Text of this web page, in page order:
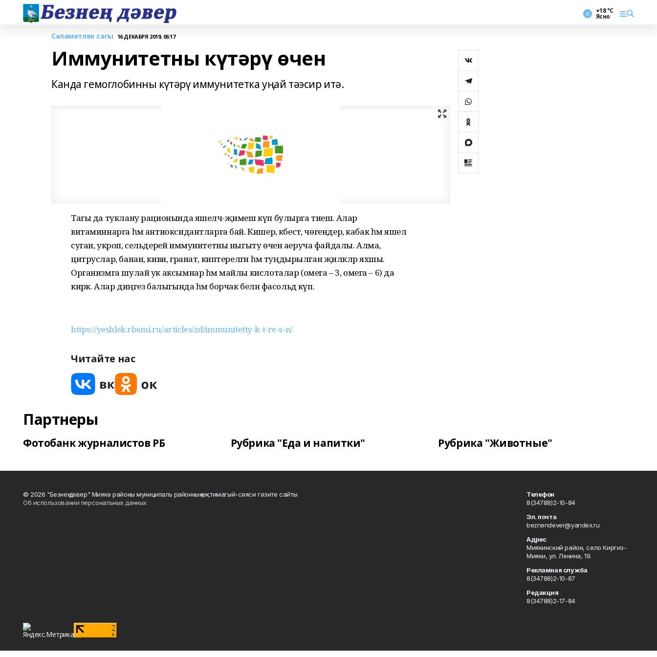
+18 °С
Ясно
Сәламәтлек сагы 16 ДЕКАБРЯ 2019, 06:17
Иммунитетны күтәрү өчен
Канда гемоглобинны күтәрү иммунитетка уңай тәэсир итә.
Тагы да туклану рационында яшелчә-җимеш күп булырга тиеш. Алар
витаминнарга һәм антиоксидантларга бай. Кишер, кәбестә, чөгендер, кабак һәм яшел
суган, укроп, сельдерей иммунитетны ныгыту өчен аеруча файдалы. Алма,
цитруслар, банан, киви, гранат, киптерелгән һәм туңдырылган җиләкләр яхшы.
Организмга шулай ук аксымнар һәм майлы кислоталар (омега – 3, омега – 6) да
кирәк. Алар диңгез балыгында һәм борчак белән фасольдә күп.
https://yeshlek.rbsmi.ru/articles/zd/immunitetty-k-t-re-s-n/
Читайте нас
Партнеры
Фотобанк журналистов РБ Рубрика "Еда и напитки" Рубрика "Животные"
© 2026 "Безнең дәвер" Миякә районы муниципаль районның иҗтимагый-сәяси гәзите сайты
Об использовании персональных данных
Телефон
8(34788)2-10-84
Эл. почта
beznendever@yandex.ru
Адрес
Миякинский район, село Киргиз-
Мияки, ул. Ленина, 19.
Рекламная служба
8(34788)2-10-87
Редакция
8(34788)2-17-84